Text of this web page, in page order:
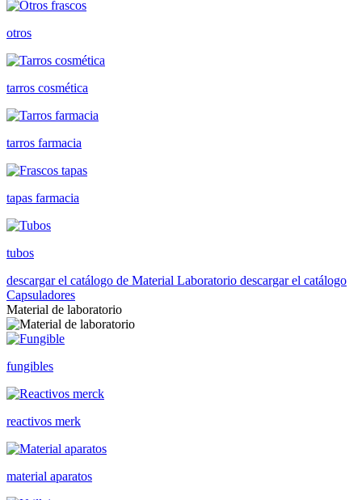
otros
tarros cosmética
tarros farmacia
tapas farmacia
tubos
descargar el catálogo de Material Laboratorio descargar el catálogo
Capsuladores
Material de laboratorio
fungibles
reactivos merk
material aparatos